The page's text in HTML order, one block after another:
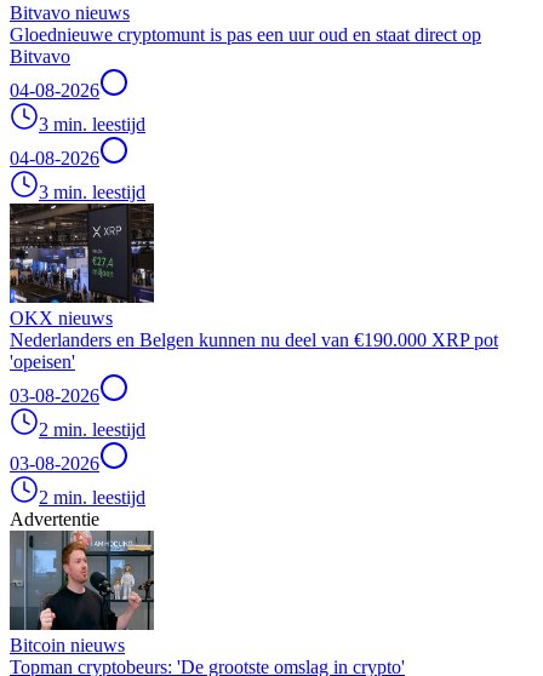
Bitvavo nieuws
Gloednieuwe cryptomunt is pas een uur oud en staat direct op
Bitvavo
04-08-2026
3 min. leestijd
04-08-2026
3 min. leestijd
OKX nieuws
Nederlanders en Belgen kunnen nu deel van €190.000 XRP pot
'opeisen'
03-08-2026
2 min. leestijd
03-08-2026
2 min. leestijd
Advertentie
Bitcoin nieuws
Topman cryptobeurs: 'De grootste omslag in crypto'